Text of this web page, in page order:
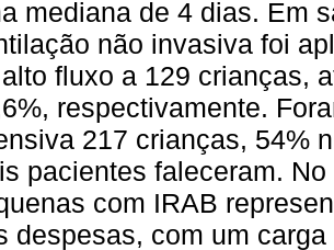
mediana de 4 dias. Em
não invasiva foi
fluxo a 129 crianças,
respectivamente.
217 crianças, 54%
pacientes faleceram.
com IRAB
despesas, com um